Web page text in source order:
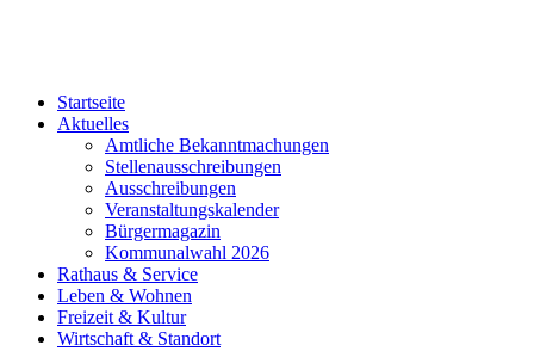
Startseite
Aktuelles
Amtliche Bekanntmachungen
Stellenausschreibungen
Ausschreibungen
Veranstaltungskalender
Bürgermagazin
Kommunalwahl 2026
Rathaus & Service
Leben & Wohnen
Freizeit & Kultur
Wirtschaft & Standort